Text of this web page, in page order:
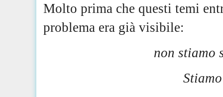
Molto prima che questi temi
problema era già visibile:
non stiamo